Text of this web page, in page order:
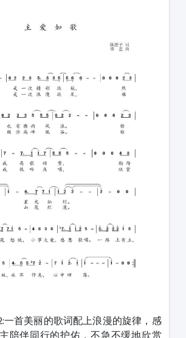
一首美丽的歌词配上浪漫的旋律，感
陪伴同行的护佑，不急不缓地欣赏